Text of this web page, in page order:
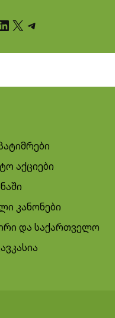
X Telegram
აქციები
კანონები
და საქართველო